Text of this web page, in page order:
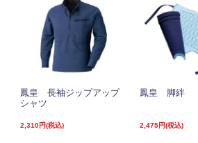
鳳皇 長袖ジップアップ
シャツ
2,310円(税込)
鳳皇 脚絆
2,475円(税込)